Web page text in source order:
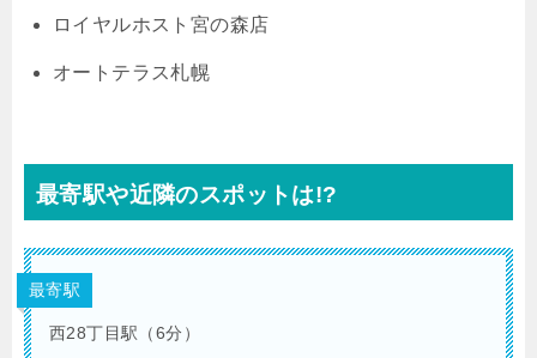
ロイヤルホスト宮の森店
オートテラス札幌
最寄駅や近隣のスポットは!?
最寄駅
西28丁目駅（6分）